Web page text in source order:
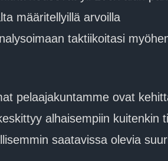
määritellyillä arvoilla
taktiikoitasi
pelaajakuntamme ovat
alhaisempiin kuitenkin
saatavissa olevia